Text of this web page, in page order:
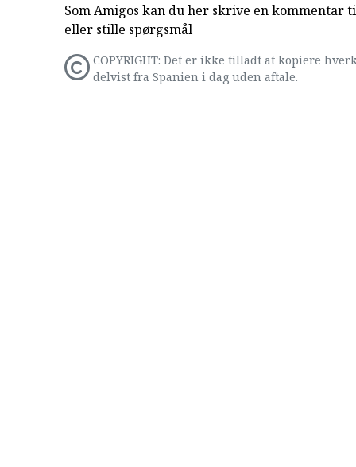
Som Amigos kan du her skrive en kommentar
eller stille spørgsmål
COPYRIGHT: Det er ikke tilladt at kopiere
delvist fra Spanien i dag uden aftale.